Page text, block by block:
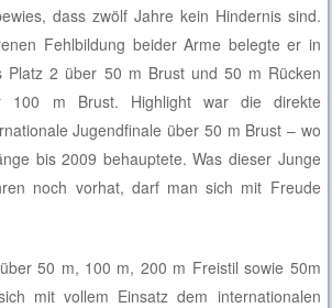
dass zwölf Jahre kein Hindernis sind.
Fehlbildung beider Arme belegte er in
Platz 2 über 50 m Brust und 50 m Rücken
100 m Brust. Highlight war die direkte
Jugendfinale über 50 m Brust – wo
bis 2009 behauptete. Was dieser Junge
noch vorhat, darf man sich mit Freude
50 m, 100 m, 200 m Freistil sowie 50m
mit vollem Einsatz dem internationalen